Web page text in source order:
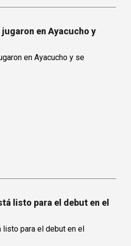
en Ayacucho y
listo para el debut en el